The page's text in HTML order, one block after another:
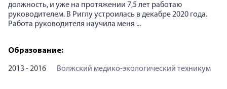
должность, и уже на протяжении 7,5 лет работаю
руководителем. В Риглу устроилась в декабре 2020 года.
Работа руководителя научила меня ...
Образование:
2013 - 2016 Волжский медико-экологический техникум